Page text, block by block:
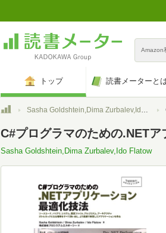
Amazon
トップ 読書メーターと
トップSasha Goldshtein,Dima Zurbalev,Ido Flatow
C#プログラマのための.NET
Sasha Goldshtein,Dima Zurbalev,Ido Flatow